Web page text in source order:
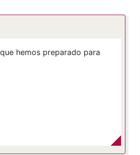
hemos preparado para